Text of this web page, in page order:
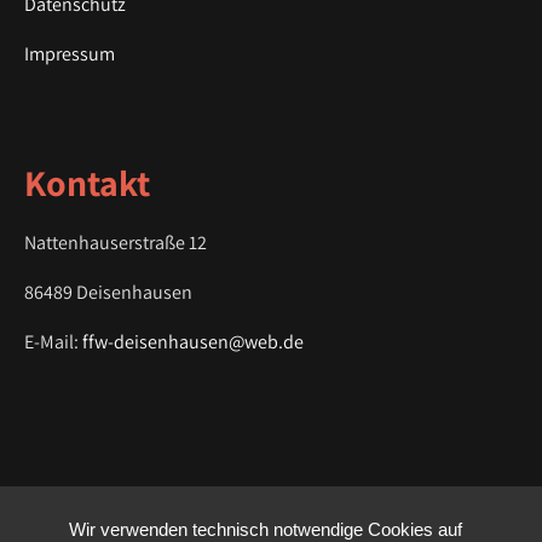
a
n
Impressum
Kontakt
Nattenhauserstraße 12
86489 Deisenhausen
E-Mail:ffw-deisenhausen@web.de
Wir verwenden technisch notwendige Cookies auf